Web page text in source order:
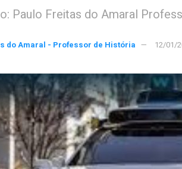
Paulo Freitas do Amaral
do Amaral - Professor de História 12/01/